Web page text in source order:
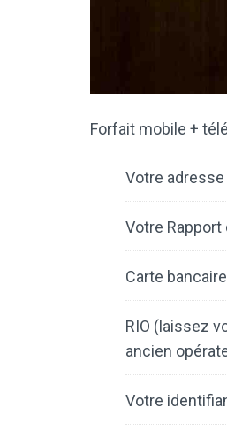
Forfait mobile +
Votre adresse
Votre Rapport
Carte
RIO (laissez
ancien
Votre